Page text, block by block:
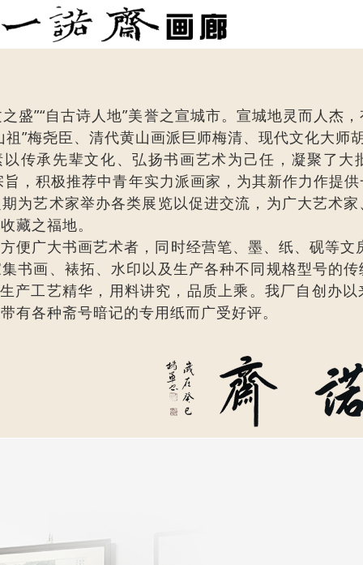
盛”“自古诗人地”美誉之宣城市。宣城地灵而人杰
”梅尧臣、清代黄山画派巨师梅清、现代文化大师
传承先辈文化、弘扬书画艺术为己任，凝聚了
旨，积极推荐中青年实力派画家，为其新作力作提
为艺术家举办各类展览以促进交流，为广大艺术
藏之福地。
便广大书画艺术者，同时经营笔、墨、纸、砚等
书画、裱拓、水印以及生产各种不同规格型号的
产工艺精华，用料讲究，品质上乘。我厂自创办
有各种斋号暗记的专用纸而广受好评。